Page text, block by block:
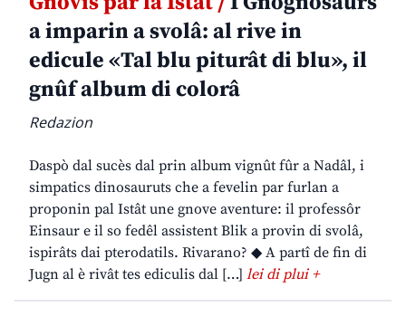
a imparin a svolâ: al rive in
edicule «Tal blu piturât di blu», il
gnûf album di colorâ
Redazion
Daspò dal sucès dal prin album vignût fûr a Nadâl, i
simpatics dinosauruts che a fevelin par furlan a
proponin pal Istât une gnove aventure: il professôr
Einsaur e il so fedêl assistent Blik a provin di svolâ,
ispirâts dai pterodatils. Rivarano? ◆ A partî de fin di
Jugn al è rivât tes ediculis dal […] lei di plui +